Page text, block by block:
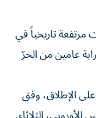
مرتفعة تاريخياً في
عامين من الحرّ
الإطلاق، وفق